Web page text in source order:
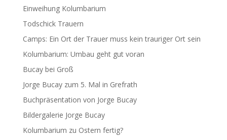
Einweihung Kolumbarium
Todschick Trauern
Camps: Ein Ort der Trauer muss kein trauriger Ort sein
Kolumbarium: Umbau geht gut voran
Bucay bei Groß
Jorge Bucay zum 5. Mal in Grefrath
Buchpräsentation von Jorge Bucay
Bildergalerie Jorge Bucay
Kolumbarium zu Ostern fertig?